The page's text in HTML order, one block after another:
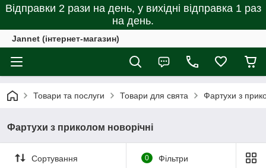
Відправки 2 рази на день, у вихідні відправка 1 раз
на день.
Jannet (інтернет-магазин)
Товари та послуги Товари для свята Фартухи з
Фартухи з приколом новорічні
Сортування 0 Фільтри